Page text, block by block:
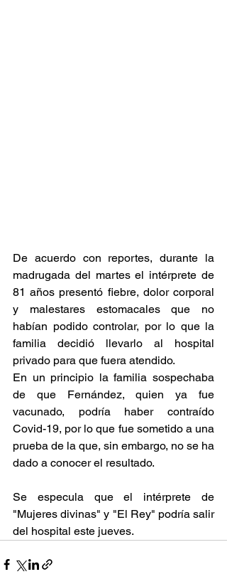
De acuerdo con reportes, durante la
madrugada del martes el intérprete de
81 años presentó fiebre, dolor corporal
y malestares estomacales que no
habían podido controlar, por lo que la
familia decidió llevarlo al hospital
privado para que fuera atendido.
En un principio la familia sospechaba
de que Fernández, quien ya fue
vacunado, podría haber contraído
Covid-19, por lo que fue sometido a una
prueba de la que, sin embargo, no se ha
dado a conocer el resultado.
Se especula que el intérprete de
"Mujeres divinas" y "El Rey" podría salir
del hospital este jueves.